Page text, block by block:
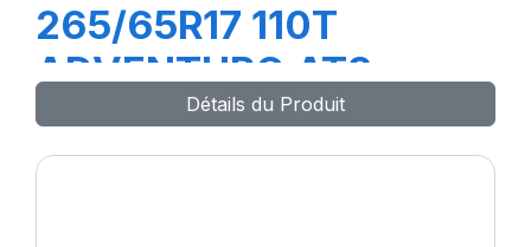
265/65R17 110T
ADVENTURO AT3
Détails du Produit